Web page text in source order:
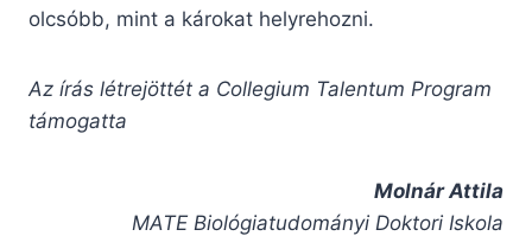
olcsóbb, mint a károkat helyrehozni.
Az írás létrejöttét a Collegium Talentum Program
támogatta
Molnár Attila
MATE Biológiatudományi Doktori Iskola